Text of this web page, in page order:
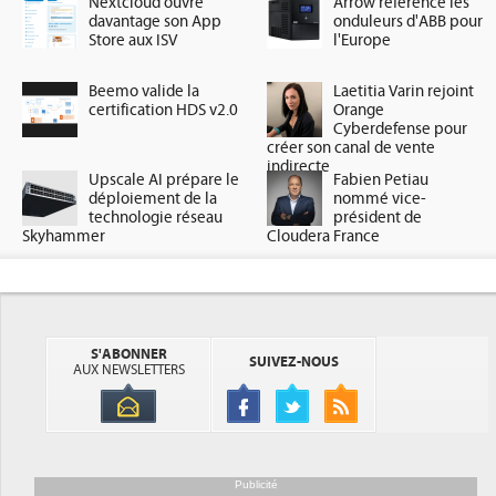
davantage son App
Store aux ISV
onduleurs d'ABB pour
l'Europe
Beemo valide la
certification HDS v2.0
Laetitia Varin rejoint
Orange
Cyberdefense pour
créer son canal de vente
indirecte
Upscale AI prépare le
déploiement de la
technologie réseau
Skyhammer
Fabien Petiau
nommé vice-
président de
Cloudera France
S'ABONNER
AUX NEWSLETTERS
SUIVEZ-NOUS
Publicité